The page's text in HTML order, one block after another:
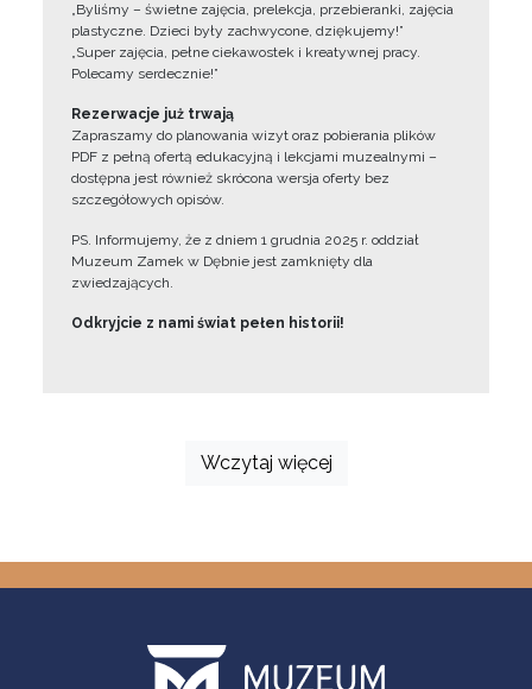
„Byliśmy – świetne zajęcia, prelekcja, przebieranki, zajęcia
plastyczne. Dzieci były zachwycone, dziękujemy!”
„Super zajęcia, pełne ciekawostek i kreatywnej pracy.
Polecamy serdecznie!”
Rezerwacje już trwają
Zapraszamy do planowania wizyt oraz pobierania plików
PDF z pełną ofertą edukacyjną i lekcjami muzealnymi –
dostępna jest również skrócona wersja oferty bez
szczegółowych opisów.
PS. Informujemy, że z dniem 1 grudnia 2025 r. oddział
Muzeum Zamek w Dębnie jest zamknięty dla
zwiedzających.
Odkryjcie z nami świat pełen historii!
Wczytaj więcej